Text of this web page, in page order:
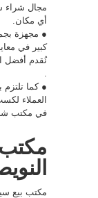
مجال شراء
أي مكان.
● مجهزة
كبير في
نُقدم أفضل
● كما تلتزم
العملاء
في مكتب
مكتب بيع